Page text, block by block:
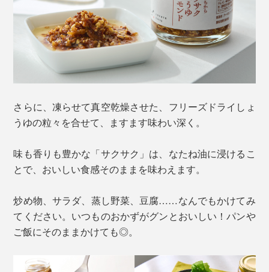
さらに、凍らせて真空乾燥させた、フリーズドライしょ
うゆの粒々を合せて、ますます味わい深く。
味も香りも豊かな「サクサク」は、なたね油に浸けるこ
とで、おいしい食感そのままを味わえます。
炒め物、サラダ、蒸し野菜、豆腐……なんでもかけてみ
てください。いつものおかずがグンとおいしい！パンや
ご飯にそのままかけても◎。